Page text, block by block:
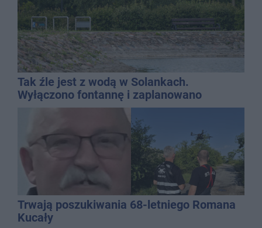
Tak źle jest z wodą w Solankach.
Wyłączono fontannę i zaplanowano
dolewkę
Trwają poszukiwania 68-letniego Romana
Kucały